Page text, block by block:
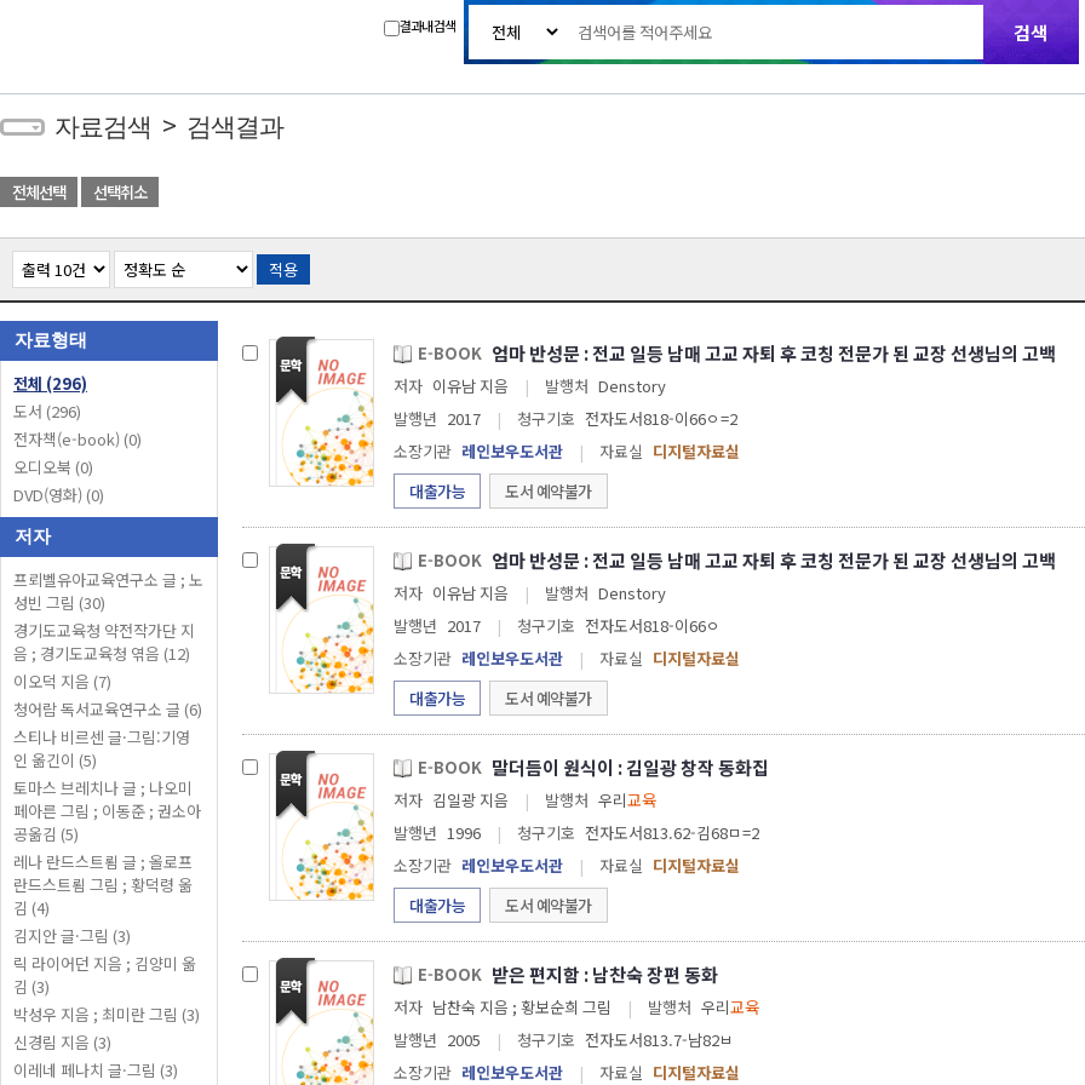
결과내 검색
자료검색 > 검색결과
전체선택 선택취소
적용
자료형태
전체 (296)
도서 (296)
전자책(e-book) (0)
오디오북 (0)
DVD(영화) (0)
저자
프뢰벨유아교육연구소 글 ; 노
성빈 그림 (30)
경기도교육청 약전작가단 지
음 ; 경기도교육청 엮음 (12)
이오덕 지음 (7)
청어람 독서교육연구소 글 (6)
스티나 비르센 글·그림:기영
인 옮긴이 (5)
토마스 브레치나 글 ; 나오미
페아른 그림 ; 이동준 ; 권소아
공옮김 (5)
레나 란드스트룀 글 ; 올로프
란드스트룀 그림 ; 황덕령 옮
김 (4)
김지안 글·그림 (3)
릭 라이어던 지음 ; 김양미 옮
김 (3)
박성우 지음 ; 최미란 그림 (3)
신경림 지음 (3)
이레네 페나치 글·그림 (3)
E-BOOK 엄마 반성문 : 전교 일등 남매 고교 자퇴 후 코칭 전문가 된 교장 선생님의 고백
저자 이유남 지음 | 발행처 Denstory
발행년 2017 | 청구기호 전자도서818-이66ㅇ=2
소장기관 레인보우도서관 | 자료실 디지털자료실
대출가능
도서 예약불가
E-BOOK 엄마 반성문 : 전교 일등 남매 고교 자퇴 후 코칭 전문가 된 교장 선생님의 고백
저자 이유남 지음 | 발행처 Denstory
발행년 2017 | 청구기호 전자도서818-이66ㅇ
소장기관 레인보우도서관 | 자료실 디지털자료실
대출가능
도서 예약불가
E-BOOK 말더듬이 원식이 : 김일광 창작 동화집
저자 김일광 지음 | 발행처 우리교육
발행년 1996 | 청구기호 전자도서813.62-김68ㅁ=2
소장기관 레인보우도서관 | 자료실 디지털자료실
대출가능
도서 예약불가
E-BOOK 받은 편지함 : 남찬숙 장편 동화
저자 남찬숙 지음 ; 황보순희 그림 | 발행처 우리교육
발행년 2005 | 청구기호 전자도서813.7-남82ㅂ
소장기관 레인보우도서관 | 자료실 디지털자료실